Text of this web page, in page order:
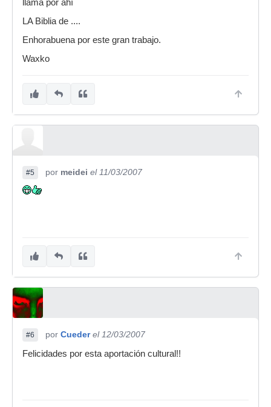
llama por ahí
LA Biblia de ....
Enhorabuena por este gran trabajo.
Waxko
#5 por meidei el 11/03/2007
#6 por Cueder el 12/03/2007
Felicidades por esta aportación cultural!!